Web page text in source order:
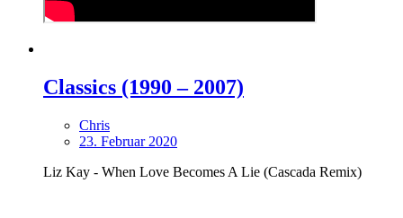
Classics (1990 – 2007)
Chris
23. Februar 2020
Liz Kay - When Love Becomes A Lie (Cascada Remix)